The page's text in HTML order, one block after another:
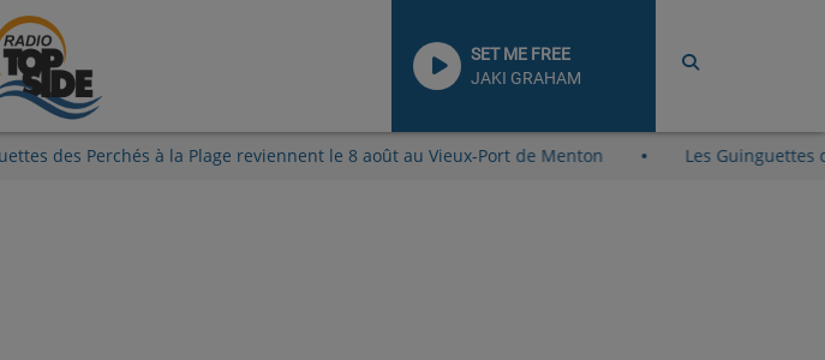
SET ME FREE
JAKI GRAHAM
Les Guinguettes des Perchés à la Plage reviennent le 8 août au Vieux-Port de Menton Les